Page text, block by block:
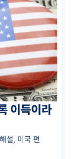
이득이라
설, 미국 편